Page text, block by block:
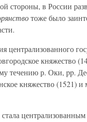
стороны, в России
тоже было
централизованного
княжество
течению р. Оки, pp.
княжество (1521)
стала